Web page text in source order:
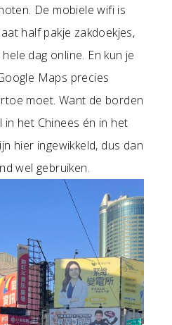
De mobiele wifi is
half pakje zakdoekjes,
dag online. En kun je
Maps precies
moet. Want de borden
het Chinees én in het
hier ingewikkeld, dus dan
wel gebruiken.